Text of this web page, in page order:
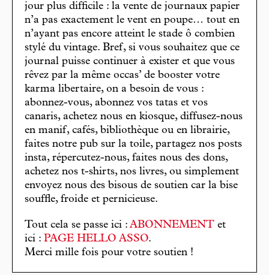
jour plus difficile : la vente de journaux papier
n’a pas exactement le vent en poupe… tout en
n’ayant pas encore atteint le stade ô combien
stylé du vintage. Bref, si vous souhaitez que ce
journal puisse continuer à exister et que vous
rêvez par la même occas’ de booster votre
karma libertaire, on a besoin de vous :
abonnez-vous, abonnez vos tatas et vos
canaris, achetez nous en kiosque, diffusez-nous
en manif, cafés, bibliothèque ou en librairie,
faites notre pub sur la toile, partagez nos posts
insta, répercutez-nous, faites nous des dons,
achetez nos t-shirts, nos livres, ou simplement
envoyez nous des bisous de soutien car la bise
souffle, froide et pernicieuse.
Tout cela se passe ici : ABONNEMENT et
ici : PAGE HELLO ASSO.
Merci mille fois pour votre soutien !